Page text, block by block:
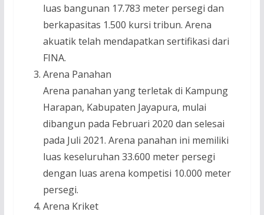
luas bangunan 17.783 meter persegi dan
berkapasitas 1.500 kursi tribun. Arena
akuatik telah mendapatkan sertifikasi dari
FINA.
Arena Panahan
Arena panahan yang terletak di Kampung
Harapan, Kabupaten Jayapura, mulai
dibangun pada Februari 2020 dan selesai
pada Juli 2021. Arena panahan ini memiliki
luas keseluruhan 33.600 meter persegi
dengan luas arena kompetisi 10.000 meter
persegi.
Arena Kriket